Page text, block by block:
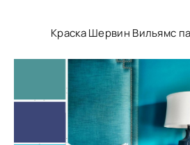
Краска Шервин Вильямс